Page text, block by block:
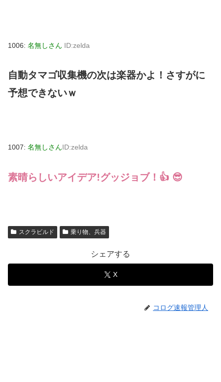
1006: 名無しさん ID:zelda
自動タマゴ収集機の次は楽器かよ！さすがに
予想できないｗ
1007: 名無しさんID:zelda
素晴らしいアイデア!グッジョブ！👍 😎
スクラビルド 乗り物、兵器
シェアする
X
コログ速報管理人